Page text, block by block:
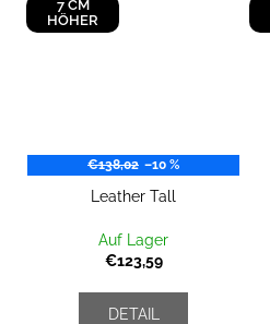
7 CM
HÖHER
€138,02 –10 %
Leather Tall
Auf Lager
€123,59
DETAIL